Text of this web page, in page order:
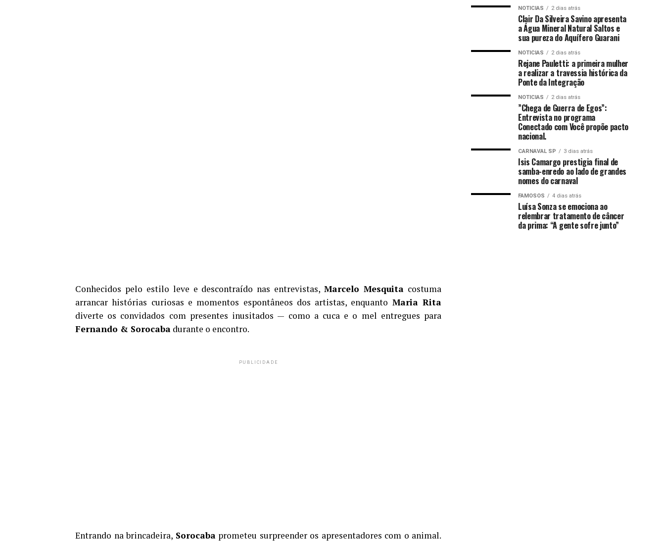
Conhecidos pelo estilo leve e descontraído nas entrevistas,Marcelo Mesquita costuma
arrancar histórias curiosas e momentos espontâneos dos artistas, enquanto Maria Rita
diverte os convidados com presentes inusitados — como a cuca e o mel entregues para
Fernando & Sorocaba durante o encontro.
PUBLICIDADE
Entrando na brincadeira, Sorocabaprometeu surpreender os apresentadores com o animal.
NOTICIAS 2 dias atrás
Clair Da Silveira Savino apresenta
a Água Mineral Natural Saltos e
sua pureza do Aquífero Guarani
NOTICIAS 2 dias atrás
Rejane Pauletti: a primeira mulher
a realizar a travessia histórica da
Ponte da Integração
NOTICIAS 2 dias atrás
​”Chega de Guerra de Egos”:
Entrevista no programa
Conectado com Você propõe pacto
nacional.
CARNAVAL SP 3 dias atrás
Isis Camargo prestigia final de
samba-enredo ao lado de grandes
nomes do carnaval
FAMOSOS 4 dias atrás
Luísa Sonza se emociona ao
relembrar tratamento de câncer
da prima: “A gente sofre junto”